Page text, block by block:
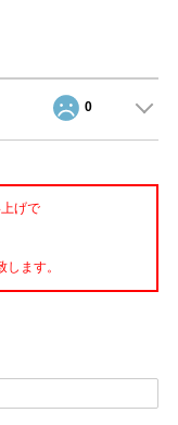
0
げで
ます。